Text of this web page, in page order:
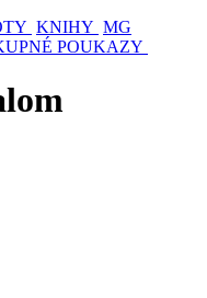
KNIHY MG
POUKAZY